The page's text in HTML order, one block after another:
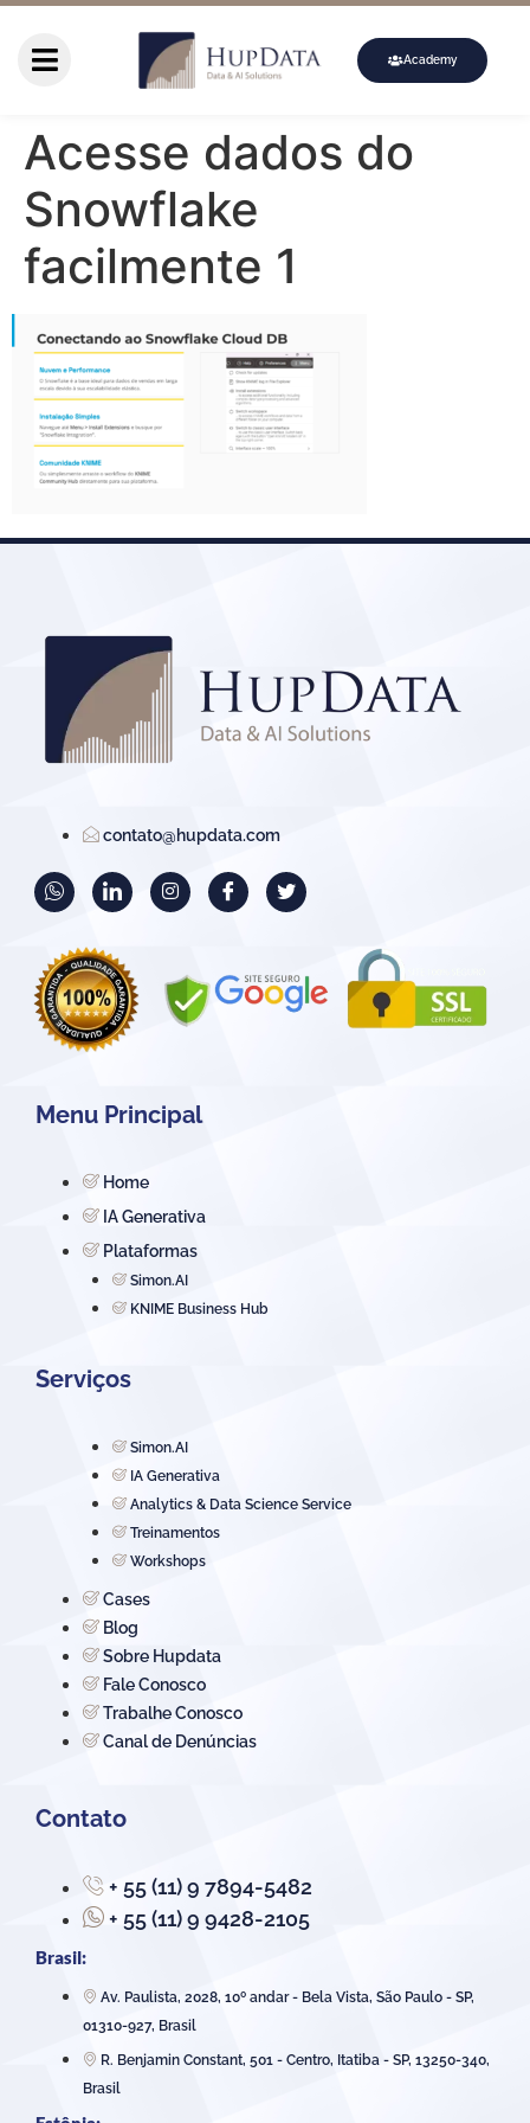
Academy
Acesse dados do
Snowflake
facilmente 1
contato@hupdata.com
Menu Principal
Home
IA Generativa
Plataformas
Simon.AI
KNIME Business Hub
Serviços
Simon.AI
IA Generativa
Analytics & Data Science Service
Treinamentos
Workshops
Cases
Blog
Sobre Hupdata
Fale Conosco
Trabalhe Conosco
Canal de Denúncias
Contato
+ 55 (11) 9 7894-5482
+ 55 (11) 9 9428-2105
Brasil:
Av. Paulista, 2028, 10º andar - Bela Vista, São Paulo - SP,
01310-927, Brasil
R. Benjamin Constant, 501 - Centro, Itatiba - SP, 13250-340,
Brasil